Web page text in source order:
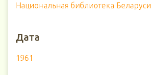
Национальная библиотека Беларуси
Дата
1961